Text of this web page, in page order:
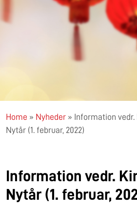
Home » Nyheder » Information vedr.
Nytår (1. februar, 2022)
Information vedr.
Nytår (1. februar,